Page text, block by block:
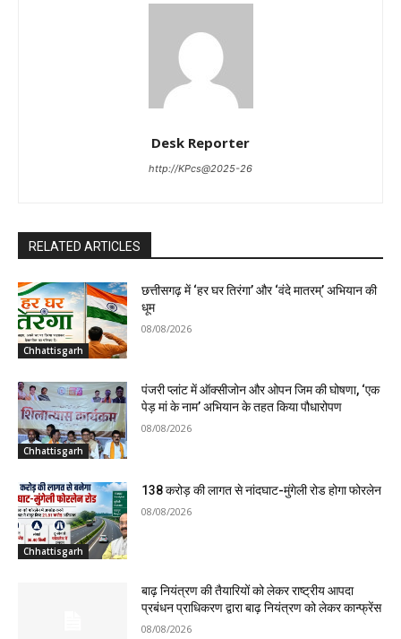
Desk Reporter
http://KPcs@2025-26
RELATED ARTICLES
Chhattisgarh
छत्तीसगढ़ में ‘हर घर तिरंगा’ और ‘वंदे मातरम्’ अभियान की
धूम
08/08/2026
Chhattisgarh
पंजरी प्लांट में ऑक्सीजोन और ओपन जिम की घोषणा, ‘एक
पेड़ मां के नाम’ अभियान के तहत किया पौधारोपण
08/08/2026
Chhattisgarh
138 करोड़ की लागत से नांदघाट-मुंगेली रोड होगा फोरलेन
08/08/2026
बाढ़ नियंत्रण की तैयारियों को लेकर राष्ट्रीय आपदा
प्रबंधन प्राधिकरण द्वारा बाढ़ नियंत्रण को लेकर कान्फ्रेंस
08/08/2026